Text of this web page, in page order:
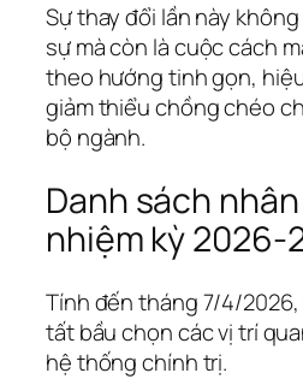
Sự thay đổi lần này
sự mà còn là cuộc cách
theo hướng tinh gọn,
giảm thiểu chồng chéo
bộ ngành.
Danh sách
nhiệm kỳ 2026-
Tính đến tháng 7/4/
tất bầu chọn các vị trí
hệ thống chính trị.